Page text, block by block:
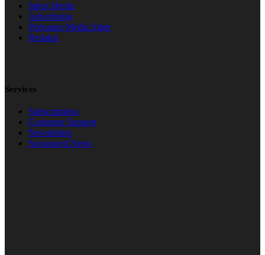
Index Berita
Advertising
Pedoman Media Siber
Redaksi
Services
Subscriptions
Customer Support
Newsletters
Sponsored News